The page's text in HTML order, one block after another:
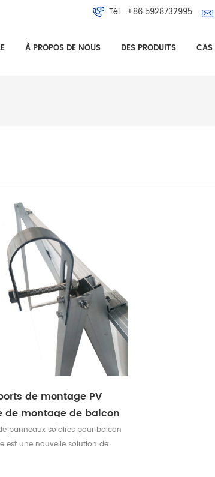
Tél : +86 5928732995
À PROPOS DE NOUS DES PRODUITS CAS
de montage PV
de montage de balcon
solaire réglable
panneaux solaires pour balcon
est une nouvelle solution de